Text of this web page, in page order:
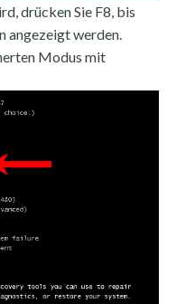
drücken Sie F8, bis
angezeigt werden.
Modus mit